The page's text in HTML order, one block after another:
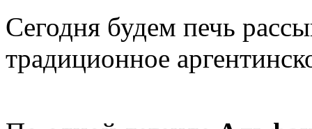
Сегодня будем печь
традиционное